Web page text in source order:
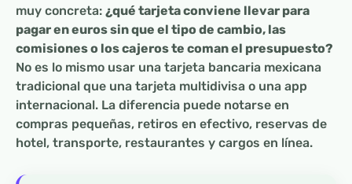
muy concreta: ¿qué tarjeta conviene llevar para
pagar en euros sin que el tipo de cambio, las
comisiones o los cajeros te coman el presupuesto?
No es lo mismo usar una tarjeta bancaria mexicana
tradicional que una tarjeta multidivisa o una app
internacional. La diferencia puede notarse en
compras pequeñas, retiros en efectivo, reservas de
hotel, transporte, restaurantes y cargos en línea.